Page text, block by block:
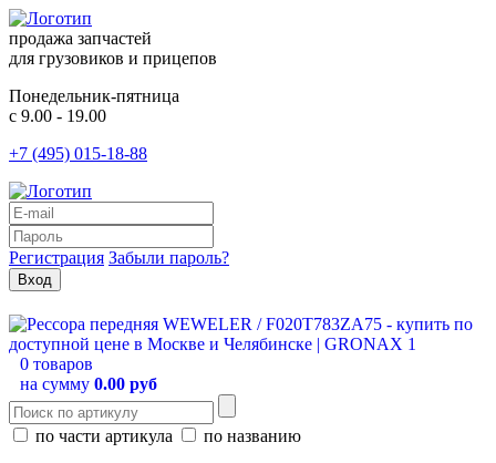
продажа запчастей
для грузовиков и прицепов
Понедельник-пятница
с 9.00 - 19.00
+7 (495) 015-18-88
Регистрация Забыли пароль?
0 товаров
на сумму 0.00 руб
по части артикула
по названию